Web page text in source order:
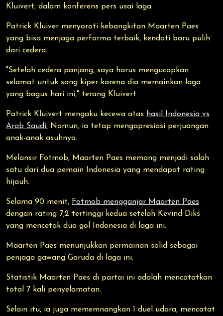
Kluivert, dalam konferens pers usai laga.
Patrick Kluiver menyoroti kebangkitan Maarten Paes
yang bisa menjaga performa terbaik, kendati baru pulih
dari cedera.
"Setelah cedera panjang, saya harus mengucapkan
selamat untuk sang kiper karena dia memainkan laga
yang bagus hari ini," terang Kluivert.
Patrick Kluivert mengaku kecewa atas hasil Indonesia vs
Arab Saudi. Namun, ia tetap mengapresiasi perjuangan
anak-anak asuhnya.
Melansir Fotmob, Maarten Paes memang menjadi salah
satu dari dua pemain Indonesia yang mendapat rating
hijauh.
Selama 90 menit, Fotmob mengganjar Maarten Paes
dengan rating 7,2 tertinggi kedua setelah Kevind Diks
yang mencetak dua gol Indonesia di laga ini.
Maarten Paes menunjukkan permainan solid sebagai
penjaga gawang Garuda di laga ini.
Statistik Maarten Paes di partai ini adalah mencatatkan
total 7 kali penyelamatan.
Selain itu, ia juga mememnangkan 1 duel udara, mencatat